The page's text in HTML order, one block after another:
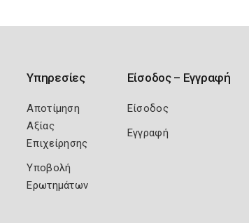
Υπηρεσίες
Αποτίμηση
Αξίας
Επιχείρησης
Υποβολή
Ερωτημάτων
Είσοδος – Εγγραφή
Είσοδος
Εγγραφή